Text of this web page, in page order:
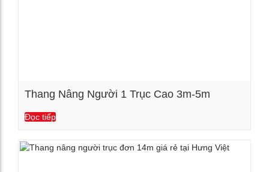
Thang Nâng Người 1 Trục Cao 3m-5m
Đọc tiếp